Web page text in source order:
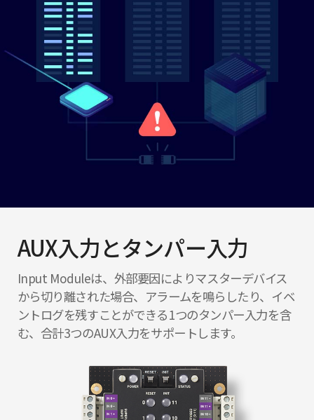
AUX入力とタンパー入力
Input Moduleは、外部要因によりマスターデバイス
から切り離された場合、アラームを鳴らしたり、イベ
ントログを残すことができる1つのタンパー入力を含
む、合計3つのAUX入力をサポートします。